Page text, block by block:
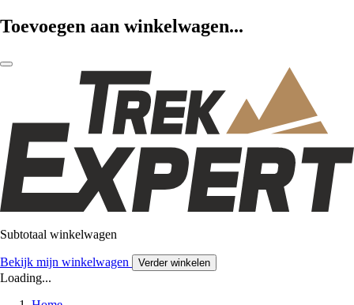
Toevoegen aan winkelwagen...
Subtotaal winkelwagen
Bekijk mijn winkelwagen Verder winkelen
Loading...